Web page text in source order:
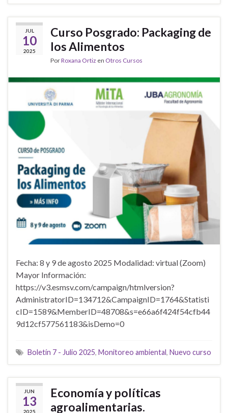
JUL
10
2025
Curso Posgrado: Packaging de
los Alimentos
PorRoxana Ortiz en Otros Cursos
Fecha: 8 y 9 de agosto 2025 Modalidad: virtual (Zoom)
Mayor Información:
https://v3.esmsv.com/campaign/htmlversion?
AdministratorID=134712&CampaignID=1764&Statisti
cID=1589&MemberID=48708&s=e66a6f424f54cfb44
9d12cf577561183&isDemo=0
Boletín 7 - Julio 2025, Monitoreo ambiental, Nuevo curso
JUN
13
2025
Economía y políticas
agroalimentarias.